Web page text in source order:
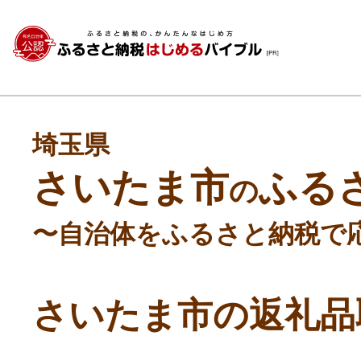
埼玉県
さいたま市のふる
〜自治体をふるさと納税で
さいたま市の返礼